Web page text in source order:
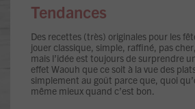
Tendances
Des recettes (très) originales pour les
jouer classique, simple, raffiné, pas
mais l’idée est toujours de surprendre
effet Waouh que ce soit à la vue des
simplement au goût parce que, quoi
même mieux quand c’est bon.